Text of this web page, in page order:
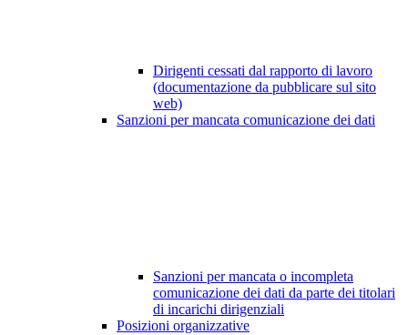
Dirigenti cessati dal rapporto di lavoro
(documentazione da pubblicare sul sito
web)
Sanzioni per mancata comunicazione dei dati
Sanzioni per mancata o incompleta
comunicazione dei dati da parte dei titolari
di incarichi dirigenziali
Posizioni organizzative